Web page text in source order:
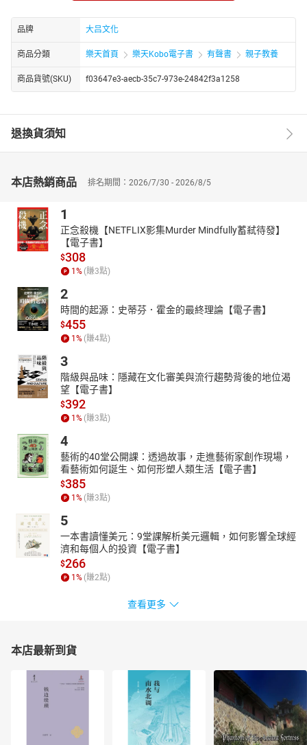
怀，风格饱含真情且富有诗意。自 2013 年起陆续出版多部诗集，
2013 年由中国文联出版社出版《美丽沙家浜》，2014 年同出版社
推出《东湖听月》；2016 年河南人民出版社出版其诗集《江南诗
品牌 大吕文化
商品分類 樂天首頁 樂天Kobo電子書 有聲書 親子教養
商品貨號(SKU) f03647e3-aecb-35c7-973e-24842f3a1258
退換貨須知
本店熱銷商品 排名期間：2026/7/30 - 2026/8/5
1
正念殺機【NETFLIX影集Murder Mindfully蓄弒待發】
【電子書】
$308
1 % (賺3點)
2
時間的起源：史蒂芬．霍金的最終理論【電子書】
$455
1 % (賺4點)
3
階級與品味：隱藏在文化審美與流行趨勢背後的地位渴
望【電子書】
$392
1 % (賺3點)
4
藝術的40堂公開課：透過故事，走進藝術家創作現場，
看藝術如何誕生、如何形塑人類生活【電子書】
$385
1 % (賺3點)
5
一本書讀懂美元：9堂課解析美元邏輯，如何影響全球經
濟和每個人的投資【電子書】
$266
1 % (賺2點)
查看更多
本店最新到貨